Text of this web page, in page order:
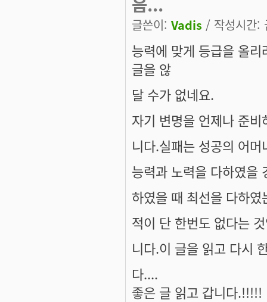
글쓴이: Vadis / 작성시간
능력에 맞게 등급을 올
글을 않
달 수가 없네요.
자기 변명을 언제나 준
니다.실패는 성공의 어
능력과 노력을 다하였을
하였을 때 최선을 다하
적이 단 한번도 없다는
니다.이 글을 읽고 다시
다....
좋은 글 읽고 갑니다.!!!!!